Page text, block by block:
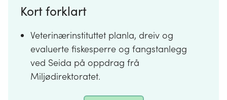
Kort forklart
Veterinærinstituttet planla, dreiv og
evaluerte fiskesperre og fangstanlegg
ved Seida på oppdrag frå
Miljødirektoratet.
Vidareutvikla sperre i 2025 vart testa i